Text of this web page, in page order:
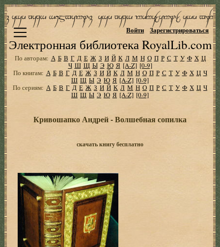
Электронная библиотека RoyalLib.com
Войти Зарегистрироваться
По авторам: А Б В Г Д Е Ж З И Й К Л М Н О П Р С Т У Ф Х Ц
Ч Ш Щ Ы Э Ю Я [A-Z] [0-9]
По книгам: А Б В Г Д Е Ж З И Й К Л М Н О П Р С Т У Ф Х Ц Ч
Ш Щ Ы Э Ю Я [A-Z] [0-9]
По сериям: А Б В Г Д Е Ж З И Й К Л М Н О П Р С Т У Ф Х Ц Ч
Ш Щ Ы Э Ю Я [A-Z] [0-9]
Кривошапко Андрей - Волшебная сопилка
скачать книгу бесплатно